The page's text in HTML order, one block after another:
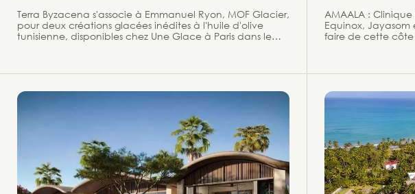
Terra Byzacena s'associe à Emmanuel Ryon, MOF Glacier,
pour deux créations glacées inédites à l'huile d'olive
tunisienne, disponibles chez Une Glace à Paris dans le
vierges extra d'exception, et Emmanuel Ryon, Meilleur
Ouvrier de France Glacier et Champion du Monde de
Pâtisserie, en est la preuve. Ensemble, ils ont décidé
d'explorer un territoire encore peu emprunté dans la
haute glacerie française : l'huile d'olive comme matière
première aromatique, travaillée comme un parfum.
AMAALA : Clinique
Equinox,
faire de cette
dédiée au bien-
apporte une
ouvertures sont
valeurs de